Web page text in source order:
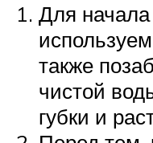
Для начала
также
чистой
губки и